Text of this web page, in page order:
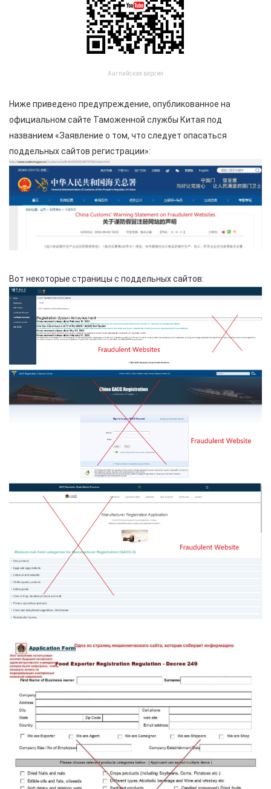
Английская версия
Ниже приведено предупреждение, опубликованное на
официальном сайте Таможенной службы Китая под
названием «Заявление о том, что следует опасаться
поддельных сайтов регистрации»:
Вот некоторые страницы с поддельных сайтов: